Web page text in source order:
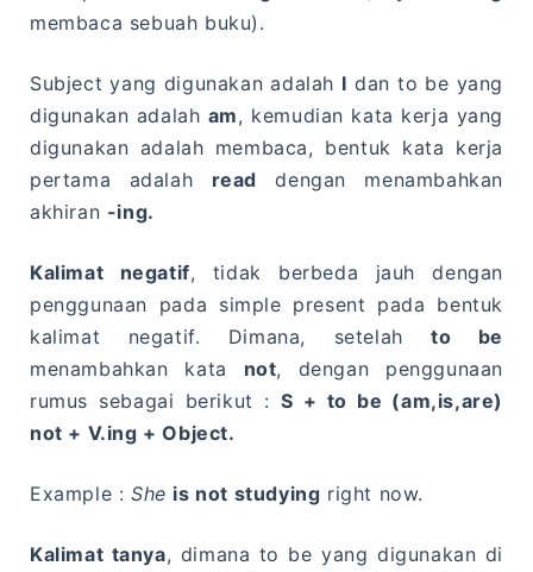
membaca sebuah buku).
Subject yang digunakan adalah I dan to be yang
digunakan adalah am, kemudian kata kerja yang
digunakan adalah membaca, bentuk kata kerja
pertama adalah read dengan menambahkan
akhiran -ing.
Kalimat negatif, tidak berbeda jauh dengan
penggunaan pada simple present pada bentuk
kalimat negatif. Dimana, setelahto be
menambahkan kata not, dengan penggunaan
rumus sebagai berikut : S + to be (am,is,are)
not + V.ing + Object.
Example : She is not studying right now.
Kalimat tanya, dimana to be yang digunakan di